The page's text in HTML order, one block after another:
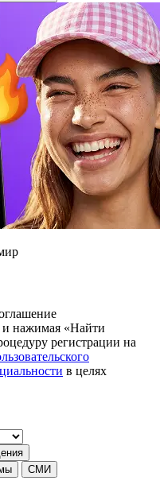
и нажимая «Найти
регистрации на
в целях
СМИ